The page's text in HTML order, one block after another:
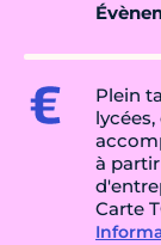
Plein
à
Carte